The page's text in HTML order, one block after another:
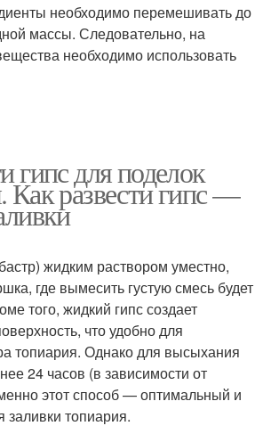
необходимо перемешивать до
массы. Следовательно, на
необходимо использовать
гипс для поделок
Как развести гипс —
жидким раствором уместно,
где вымесить густую смесь будет
того, жидкий гипс создает
что удобно для
топиария. Однако для высыхания
24 часов (в зависимости от
этот способ — оптимальный и
топиария.